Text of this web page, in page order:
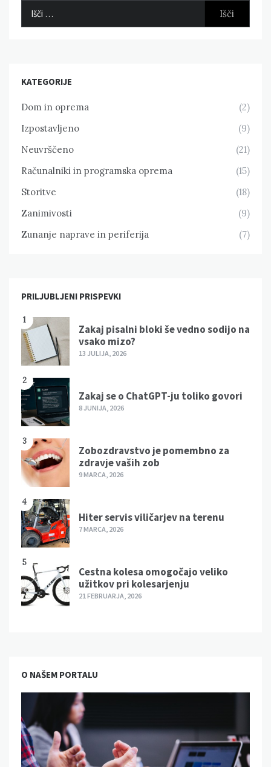
KATEGORIJE
Dom in oprema
(2)
Izpostavljeno
(9)
Neuvrščeno
(21)
Računalniki in programska oprema
(15)
Storitve
(18)
Zanimivosti
(9)
Zunanje naprave in periferija
(7)
PRILJUBLJENI PRISPEVKI
1
Zakaj pisalni bloki še vedno sodijo na
vsako mizo?
13 JULIJA, 2026
2
Zakaj se o ChatGPT-ju toliko govori
8 JUNIJA, 2026
3
Zobozdravstvo je pomembno za
zdravje vaših zob
9 MARCA, 2026
4
Hiter servis viličarjev na terenu
7 MARCA, 2026
5
Cestna kolesa omogočajo veliko
užitkov pri kolesarjenju
21 FEBRUARJA, 2026
O NAŠEM PORTALU